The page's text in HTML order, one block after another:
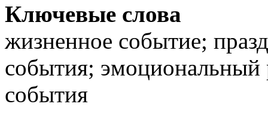
Ключевые слова
жизненное событие;
события; эмоциональный
события